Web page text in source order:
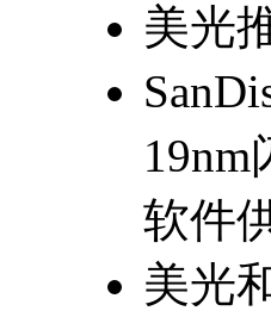
美光
19nm
软件
美光